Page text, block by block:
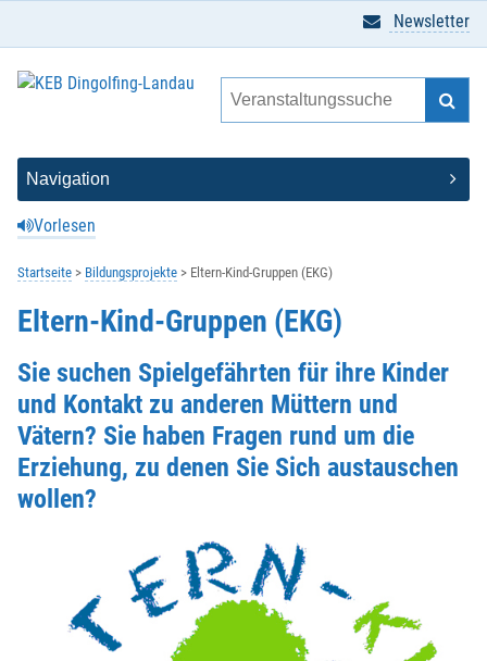
Vorlesen
Newsletter
Startseite Bildungsprojekte Eltern-Kind-Gruppen (EKG)
Eltern-Kind-Gruppen (EKG)
Sie suchen Spielgefährten für ihre Kinder
und Kontakt zu anderen Müttern und
Vätern? Sie haben Fragen rund um die
Erziehung, zu denen Sie Sich austauschen
wollen?